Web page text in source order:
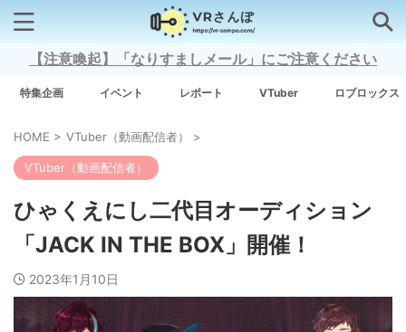
検索はコチラから
Grow A Garden（庭を成長させる）
Meta Quest 3
【注意喚起】「なりすましメール」にご注意ください
特集企画 イベント レポート VTuber ロブロックス
HOME > VTuber（動画配信者） >
VTuber（動画配信者）
ひゃくえにし二代目オーディション
「JACK IN THE BOX」開催！
2023年1月10日